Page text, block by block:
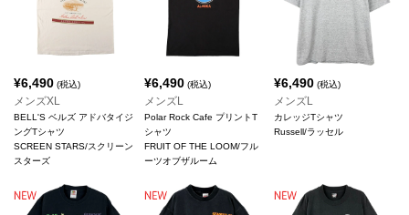
¥6,490 (税込)
メンズXL
BELL'S ベルズ アドバタイジ
ングTシャツ
SCREEN STARS/スクリーン
スターズ
¥6,490(税込)
メンズL
Polar Rock Cafe プリントT
シャツ
FRUIT OF THE LOOM/フル
ーツオブザルーム
¥6,490 (税込)
メンズL
カレッジTシャツ
Russell/ラッセル